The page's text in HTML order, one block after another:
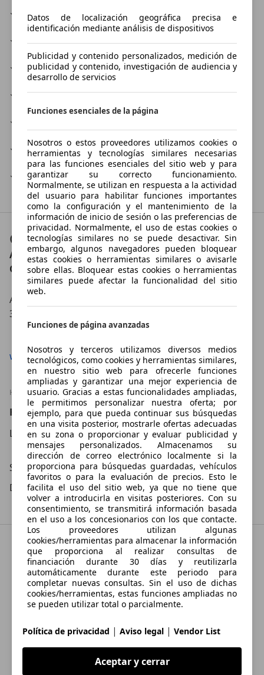
Servicio para la amortiguación
Servicios de regulación
Taller
Taller de chapa
Taller de pintura
Venta de neumáticos
Contacto
AUTOMOVILES FENOLL
Contáctanos en:
AVENIDA DE MURCIA,77 BAJO
30160 MONTEGUDO
www.automovilesfenoll.com
HORARIO
Horario
Lu – Vi
08:30 – 13:30 Hora
16:30 – 20:00
Hora
Sá
09:00 – 13:30 Hora
Do
Cerrado
Datos de localización geográfica precisa e
identificación mediante análisis de dispositivos
Publicidad y contenido personalizados, medición de
publicidad y contenido, investigación de audiencia y
desarrollo de servicios
Funciones esenciales de la página
Nosotros o estos proveedores utilizamos cookies o
herramientas y tecnologías similares necesarias
para las funciones esenciales del sitio web y para
garantizar su correcto funcionamiento.
Normalmente, se utilizan en respuesta a la actividad
del usuario para habilitar funciones importantes
como la configuración y el mantenimiento de la
información de inicio de sesión o las preferencias de
privacidad. Normalmente, el uso de estas cookies o
tecnologías similares no se puede desactivar. Sin
embargo, algunos navegadores pueden bloquear
estas cookies o herramientas similares o avisarle
sobre ellas. Bloquear estas cookies o herramientas
similares puede afectar la funcionalidad del sitio
web.
Funciones de página avanzadas
Nosotros y terceros utilizamos diversos medios
tecnológicos, como cookies y herramientas similares,
en nuestro sitio web para ofrecerle funciones
ampliadas y garantizar una mejor experiencia de
usuario. Gracias a estas funcionalidades ampliadas,
le permitimos personalizar nuestra oferta; por
ejemplo, para que pueda continuar sus búsquedas
en una visita posterior, mostrarle ofertas adecuadas
en su zona o proporcionar y evaluar publicidad y
mensajes personalizados. Almacenamos su
dirección de correo electrónico localmente si la
proporciona para búsquedas guardadas, vehículos
favoritos o para la evaluación de precios. Esto le
facilita el uso del sitio web, ya que no tiene que
volver a introducirla en visitas posteriores. Con su
consentimiento, se transmitirá información basada
en el uso a los concesionarios con los que contacte.
Los proveedores utilizan algunas
cookies/herramientas para almacenar la información
que proporciona al realizar consultas de
financiación durante 30 días y reutilizarla
automáticamente durante este periodo para
completar nuevas consultas. Sin el uso de dichas
cookies/herramientas, estas funciones ampliadas no
se pueden utilizar total o parcialmente.
Política de privacidad | Aviso legal | Vendor List
Aceptar y cerrar